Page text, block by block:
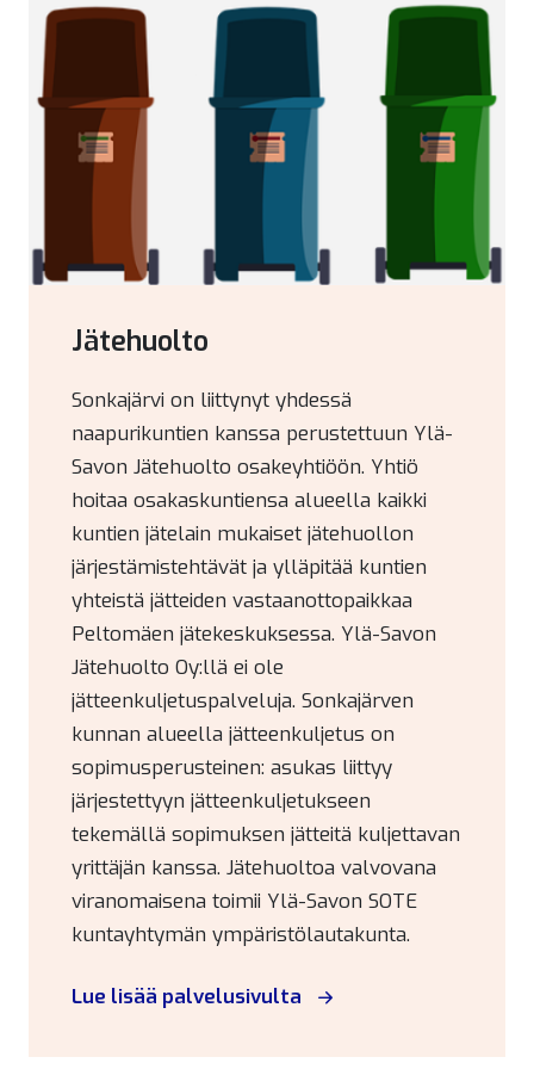
Jätehuolto
Sonkajärvi on liittynyt yhdessä
naapurikuntien kanssa perustettuun Ylä-
Savon Jätehuolto osakeyhtiöön. Yhtiö
hoitaa osakaskuntiensa alueella kaikki
kuntien jätelain mukaiset jätehuollon
järjestämistehtävät ja ylläpitää kuntien
yhteistä jätteiden vastaanottopaikkaa
Peltomäen jätekeskuksessa. Ylä-Savon
Jätehuolto Oy:llä ei ole
jätteenkuljetuspalveluja. Sonkajärven
kunnan alueella jätteenkuljetus on
sopimusperusteinen: asukas liittyy
järjestettyyn jätteenkuljetukseen
tekemällä sopimuksen jätteitä kuljettavan
yrittäjän kanssa. Jätehuoltoa valvovana
viranomaisena toimii Ylä-Savon SOTE
kuntayhtymän ympäristölautakunta.
Lue lisää palvelusivulta